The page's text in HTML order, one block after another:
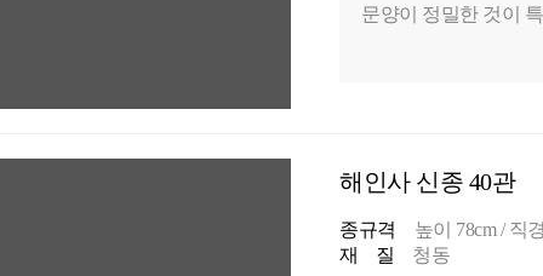
문양이 정밀한 것이
해인사 신종 40관
종규격
높이 78cm / 직
재 질
청동